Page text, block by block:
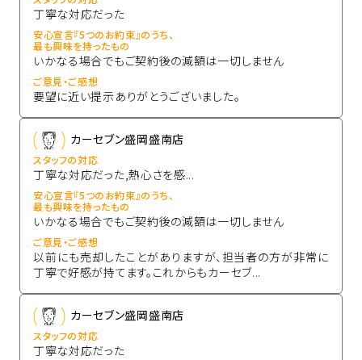
丁寧な対応だった
安心宣言『5つのお約束』のうち、
最も興味を持ったもの
いかなる場合でもご契約後の減額は一切しません
ご意見・ご感想
要望に近い提示ありがとうございました。
カーセブン盛岡盛南店
スタッフの対応
丁寧な対応だった,熱心さを感...
安心宣言『5つのお約束』のうち、
最も興味を持ったもの
いかなる場合でもご契約後の減額は一切しません
ご意見・ご感想
以前にも売却したことがありますが、担当者の方が非常に
丁寧で好感が持てます。これからもカーセブ...
カーセブン盛岡盛南店
スタッフの対応
丁寧な対応だった